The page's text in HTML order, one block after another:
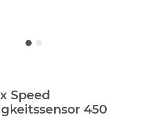
Speed
450